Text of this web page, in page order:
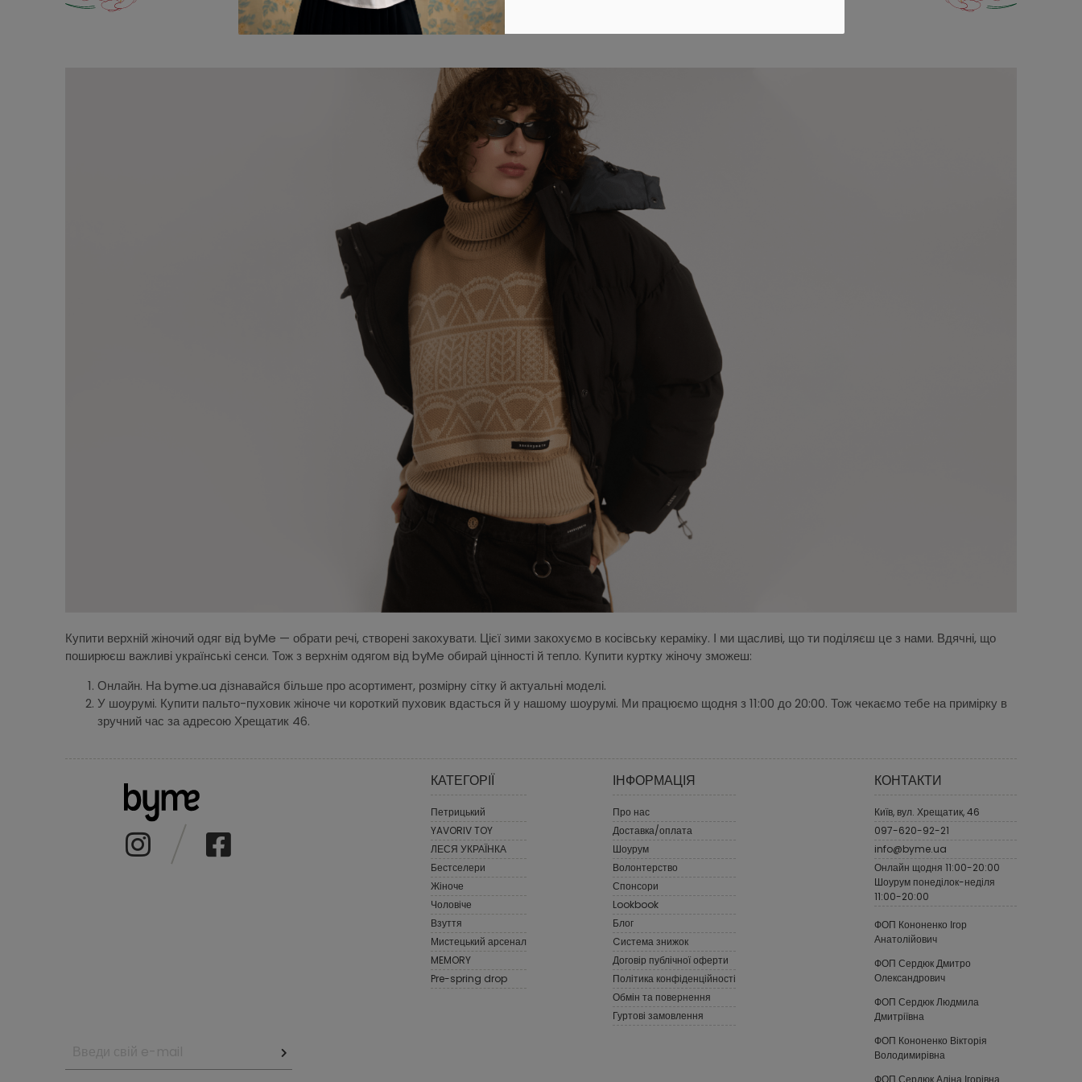
Купити верхній жіночий одяг від byMe — обрати речі, створені закохувати. Цієї зими закохуємо в косівську кераміку. І ми щасливі, що ти поділяєш це з нами. Вдячні, що
поширюєш важливі українські сенси. Тож з верхнім одягом від byMe обирай цінності й тепло. Купити куртку жіночу зможеш:
Онлайн. На byme.ua дізнавайся більше про асортимент, розмірну сітку й актуальні моделі.
У шоурумі. Купити пальто-пуховик жіноче чи короткий пуховик вдасться й у нашому шоурумі. Ми працюємо щодня з 11:00 до 20:00. Тож чекаємо тебе на примірку в
зручний час за адресою Хрещатик 46.
КАТЕГОРІЇ
Петрицький
YAVORIV TOY
ЛЕСЯ УКРАЇНКА
Бестселери
Жіноче
Чоловіче
Взуття
Мистецький арсенал
MEMORY
Pre-spring drop
ІНФОРМАЦІЯ
Про нас
Доставка/оплата
Шоурум
Волонтерство
Спонсори
Lookbook
Блог
Cистема знижок
Договір публічної оферти
Політика конфіденційності
Обмін та повернення
Гуртові замовлення
КОНТАКТИ
Київ, вул. Хрещатик, 46
097-620-92-21
info@byme.ua
Онлайн щодня 11:00-20:00
Шоурум понеділок-неділя
11:00-20:00
ФОП Кононенко Ігор
Анатолійович
ФОП Сердюк Дмитро
Олександрович
ФОП Сердюк Людмила
Дмитріївна
ФОП Кононенко Вікторія
Володимирівна